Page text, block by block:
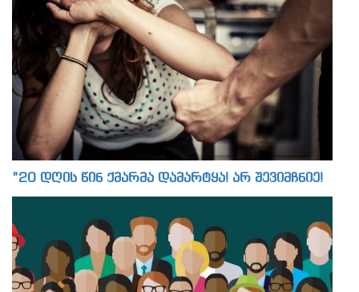
”20 დღის წინ ქმარმა დამარტყა! არ შევიმჩნიე!